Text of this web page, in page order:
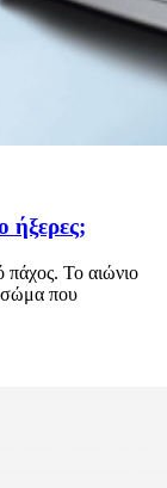
ήξερες;
πάχος. Το αιώνιο
σώμα που